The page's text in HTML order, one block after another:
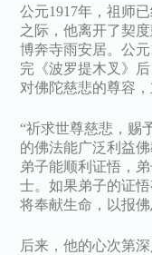
公元1917年，祖师
之际，他离开了契
博奔寺雨安居。公
完《波罗提木叉》
对佛陀慈悲的尊容，
“祈求世尊慈悲，赐
的佛法能广泛利益
弟子能顺利证悟，
士。如果弟子的证
将奉献生命，以报佛
后来，他的心次第